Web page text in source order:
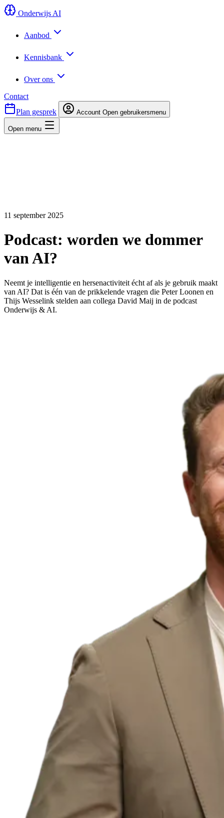
Onderwijs AI
Aanbod
Kennisbank
Over ons
Contact
Plan gesprek
Account Open gebruikersmenu
Open menu
11 september 2025
Podcast: worden we dommer
van AI?
Neemt je intelligentie en hersenactiviteit écht af als je gebruik maakt
van AI? Dat is één van de prikkelende vragen die Peter Loonen en
Thijs Wesselink stelden aan collega David Maij in de podcast
Onderwijs & AI.